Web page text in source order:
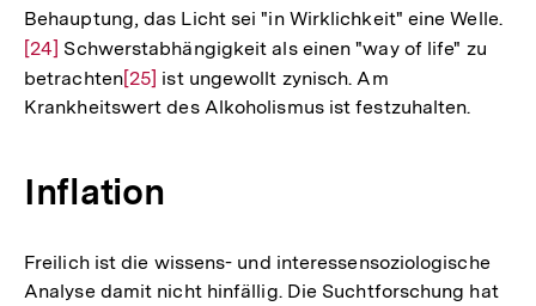
Behauptung, das Licht sei "in Wirklichkeit" eine Welle.
[24] Schwerstabhängigkeit als einen "way of life" zu
betrachtenZur
Auflösung
[25] ist ungewollt zynisch. Am
Krankheitswert des Alkoholismus ist festzuhalten.
Inflation
Freilich ist die wissens- und interessensoziologische
Analyse damit nicht hinfällig. Die Suchtforschung hat